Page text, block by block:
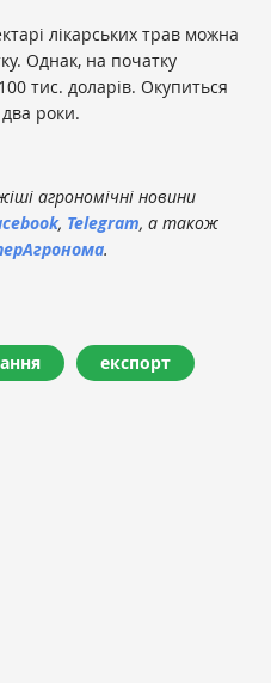
лікарських трав можна
Однак, на початку
тис. доларів. Окупиться
роки.
агрономічні новини
, Telegram, а також
.
експорт